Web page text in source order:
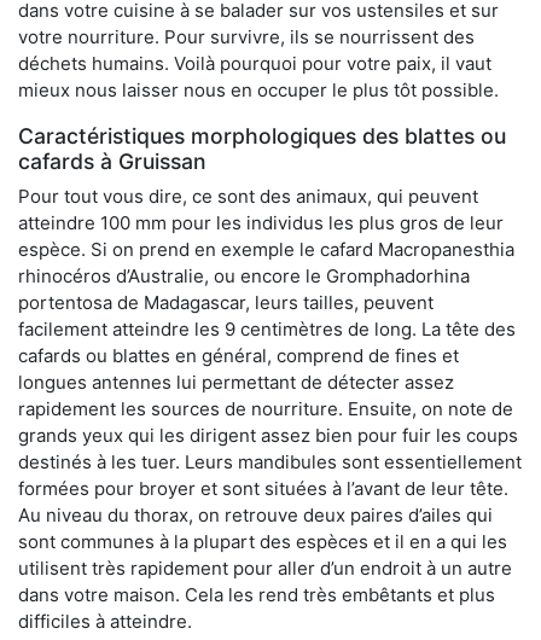
dans votre cuisine à se balader sur vos ustensiles et sur
votre nourriture. Pour survivre, ils se nourrissent des
déchets humains. Voilà pourquoi pour votre paix, il vaut
mieux nous laisser nous en occuper le plus tôt possible.
Caractéristiques morphologiques des blattes ou
cafards à Gruissan
Pour tout vous dire, ce sont des animaux, qui peuvent
atteindre 100 mm pour les individus les plus gros de leur
espèce. Si on prend en exemple le cafard Macropanesthia
rhinocéros d’Australie, ou encore le Gromphadorhina
portentosa de Madagascar, leurs tailles, peuvent
facilement atteindre les 9 centimètres de long. La tête des
cafards ou blattes en général, comprend de fines et
longues antennes lui permettant de détecter assez
rapidement les sources de nourriture. Ensuite, on note de
grands yeux qui les dirigent assez bien pour fuir les coups
destinés à les tuer. Leurs mandibules sont essentiellement
formées pour broyer et sont situées à l’avant de leur tête.
Au niveau du thorax, on retrouve deux paires d’ailes qui
sont communes à la plupart des espèces et il en a qui les
utilisent très rapidement pour aller d’un endroit à un autre
dans votre maison. Cela les rend très embêtants et plus
difficiles à atteindre.